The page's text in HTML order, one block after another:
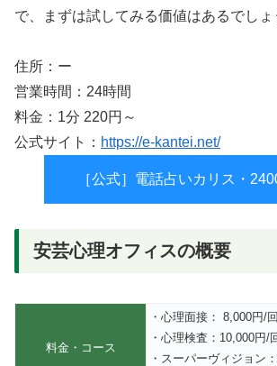
で、まずは試してみる価値はあるでしょ
住所：ー
営業時間：24時間
料金：1分 220円～
公式サイト： https://e-kantei.net/
［公式］電話占いカリス・
安芸心理オフィスの概要
料金・コース
・心理面接： 8,000円/
・心理検査：10,000円/
・スーパーヴィジョン